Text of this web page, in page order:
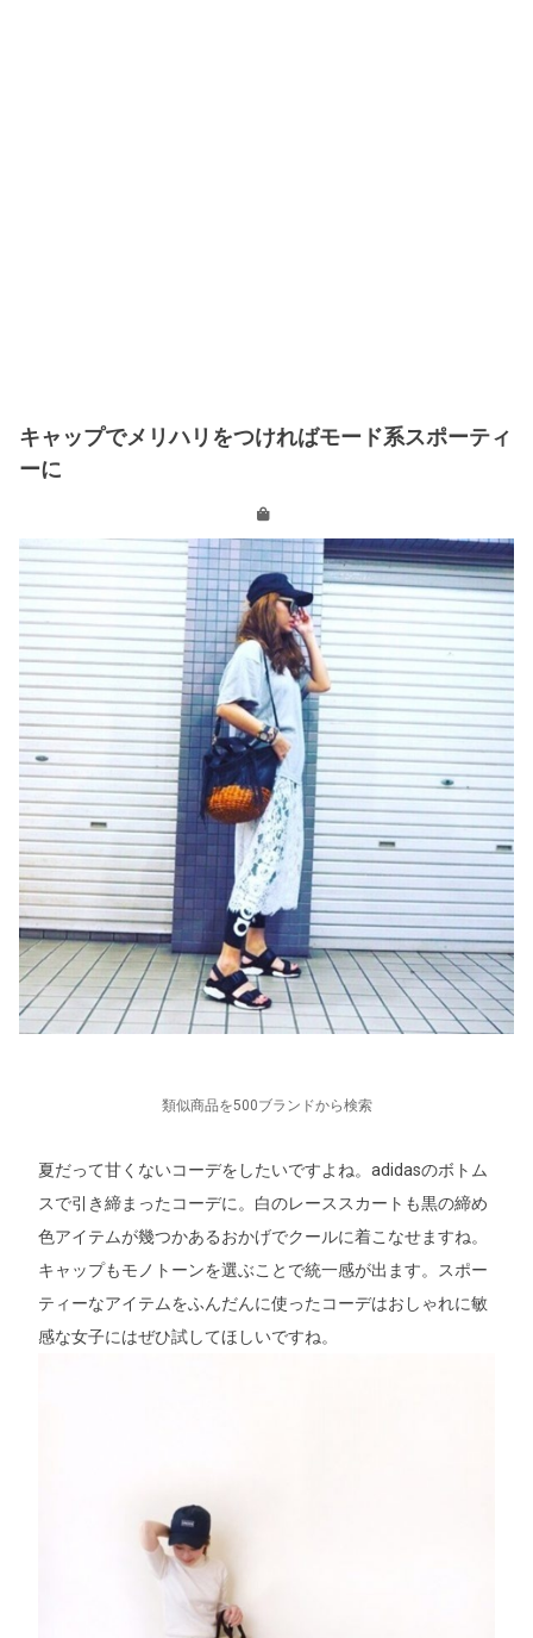
キャップでメリハリをつければモード系スポーティ
ーに
類似商品を500ブランドから検索
夏だって甘くないコーデをしたいですよね。adidasのボトム
スで引き締まったコーデに。白のレーススカートも黒の締め
色アイテムが幾つかあるおかげでクールに着こなせますね。
キャップもモノトーンを選ぶことで統一感が出ます。スポー
ティーなアイテムをふんだんに使ったコーデはおしゃれに敏
感な女子にはぜひ試してほしいですね。